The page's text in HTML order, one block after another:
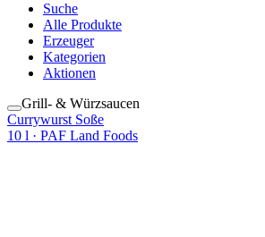
Suche
Alle Produkte
Erzeuger
Kategorien
Aktionen
Grill- & Würzsaucen
Currywurst Soße
10 l · PAF Land Foods